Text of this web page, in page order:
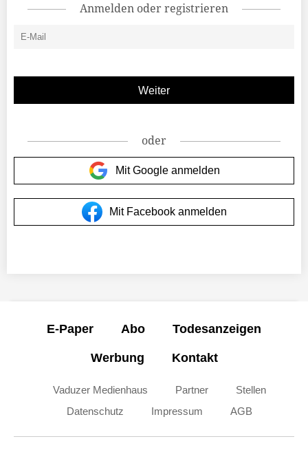
Anmelden oder registrieren
oder
Mit Google anmelden
Mit Facebook anmelden
E-Paper Abo Todesanzeigen
Werbung Kontakt
Vaduzer Medienhaus Partner
Stellen
Datenschutz
Impressum AGB